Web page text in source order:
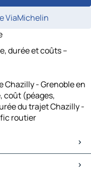
ViaMichelin
durée et coûts –
- Grenoble en
coût (péages,
du trajet Chazilly -
routier